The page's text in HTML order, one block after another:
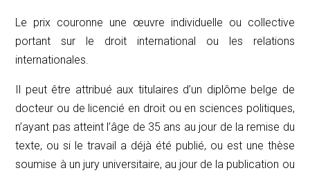
Le prix couronne une œuvre individuelle ou collective
portant sur le droit international ou les relations
internationales.
Il peut être attribué aux titulaires d’un diplôme belge de
docteur ou de licencié en droit ou en sciences politiques,
n’ayant pas atteint l’âge de 35 ans au jour de la remise du
texte, ou si le travail a déjà été publié, ou est une thèse
soumise à un jury universitaire, au jour de la publication ou